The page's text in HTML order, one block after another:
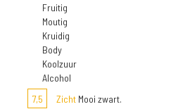
Fruitig
Moutig
Kruidig
Body
Koolzuur
Alcohol
7,5
Zicht Mooi zwart.